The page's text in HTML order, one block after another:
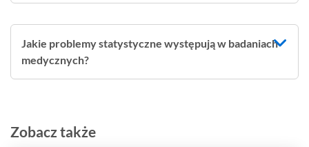
Jakie problemy statystyczne występują w badaniach
medycznych?
Zobacz także